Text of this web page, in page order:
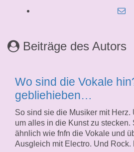
Beiträge des Autors
Wo sind die Vokale
gebliehieben…
So sind sie die Musiker mit Herz.
um alles in die Kunst zu stecken.
ähnlich wie fnfn die Vokale und
Ausgleich mit Electro. Und Rock.